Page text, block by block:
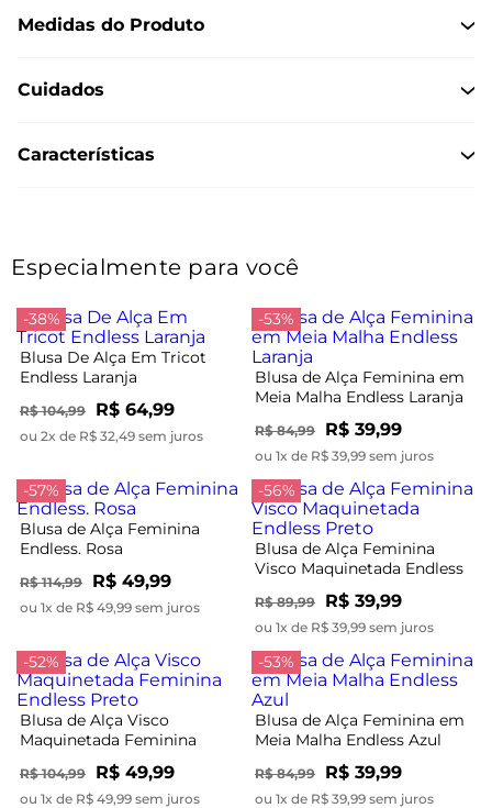
Medidas do Produto
Cuidados
Características
Especialmente para você
-38%
Blusa De Alça Em Tricot
Endless Laranja
R$ 104,99 R$ 64,99
ou 2x de R$ 32,49 sem juros
-53%
Blusa de Alça Feminina em
Meia Malha Endless Laranja
R$ 84,99 R$ 39,99
ou 1x de R$ 39,99 sem juros
-57%
Blusa de Alça Feminina
Endless. Rosa
R$ 114,99 R$ 49,99
ou 1x de R$ 49,99 sem juros
-56%
Blusa de Alça Feminina
Visco Maquinetada Endless
R$ 89,99 R$ 39,99
ou 1x de R$ 39,99 sem juros
-52%
Blusa de Alça Visco
Maquinetada Feminina
Endless Preto
R$ 104,99 R$ 49,99
ou 1x de R$ 49,99 sem juros
-53%
Blusa de Alça Feminina em
Meia Malha Endless Azul
R$ 84,99 R$ 39,99
ou 1x de R$ 39,99 sem juros